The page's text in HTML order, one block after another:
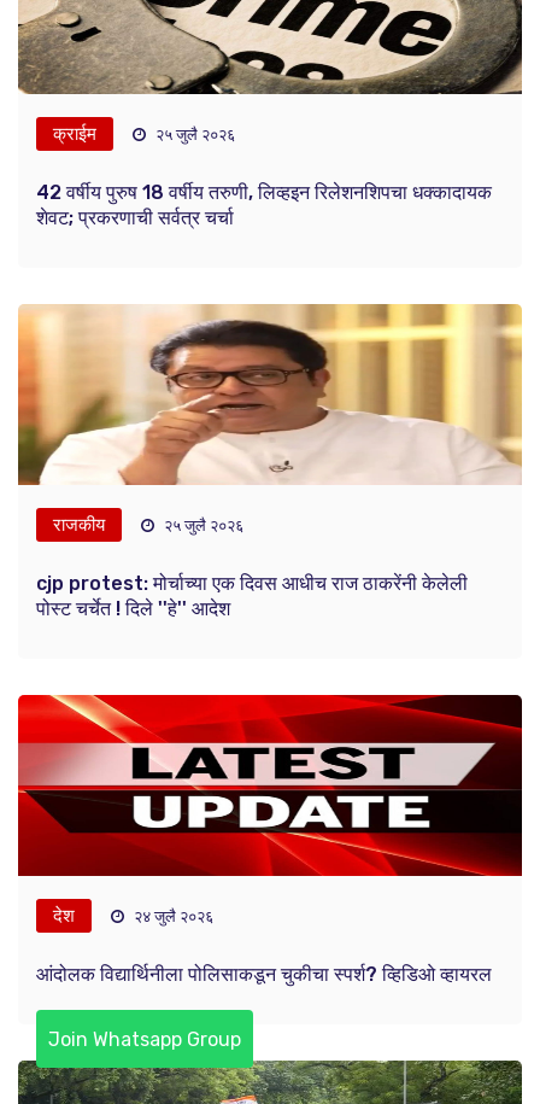
क्राईम २५ जुलै २०२६
42 वर्षीय पुरुष 18 वर्षीय तरुणी, लिव्हइन रिलेशनशिपचा धक्कादायक
शेवट; प्रकरणाची सर्वत्र चर्चा
राजकीय २५ जुलै २०२६
cjp protest: मोर्चाच्या एक दिवस आधीच राज ठाकरेंनी केलेली
पोस्ट चर्चेत ! दिले ''हे'' आदेश
देश २४ जुलै २०२६
आंदोलक विद्यार्थिनीला पोलिसाकडून चुकीचा स्पर्श? व्हिडिओ व्हायरल
Join Whatsapp Group